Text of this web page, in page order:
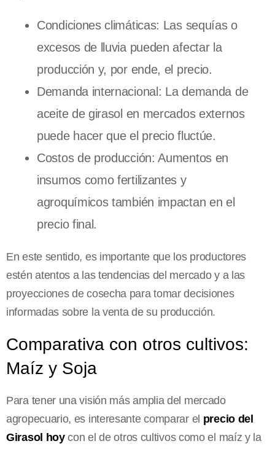
Condiciones climáticas: Las sequías o
excesos de lluvia pueden afectar la
producción y, por ende, el precio.
Demanda internacional: La demanda de
aceite de girasol en mercados externos
puede hacer que el precio fluctúe.
Costos de producción: Aumentos en
insumos como fertilizantes y
agroquímicos también impactan en el
precio final.
En este sentido, es importante que los productores
estén atentos a las tendencias del mercado y a las
proyecciones de cosecha para tomar decisiones
informadas sobre la venta de su producción.
Comparativa con otros cultivos:
Maíz y Soja
Para tener una visión más amplia del mercado
agropecuario, es interesante comparar el precio del
Girasol hoycon el de otros cultivos como el maíz y la